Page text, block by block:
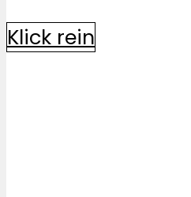
Klick rein